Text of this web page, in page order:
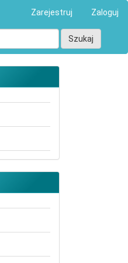
Zarejestruj Zaloguj
Szukaj